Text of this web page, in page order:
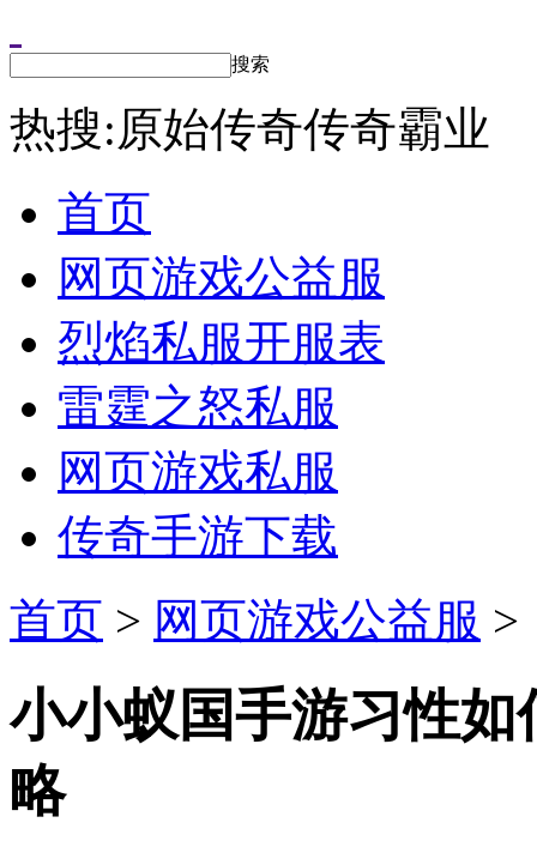
搜索
热搜:原始传奇传奇霸业
首页
网页游戏公益服
烈焰私服开服表
雷霆之怒私服
网页游戏私服
传奇手游下载
首页 > 网页游戏公益服 >
小小蚁国手游习性
略